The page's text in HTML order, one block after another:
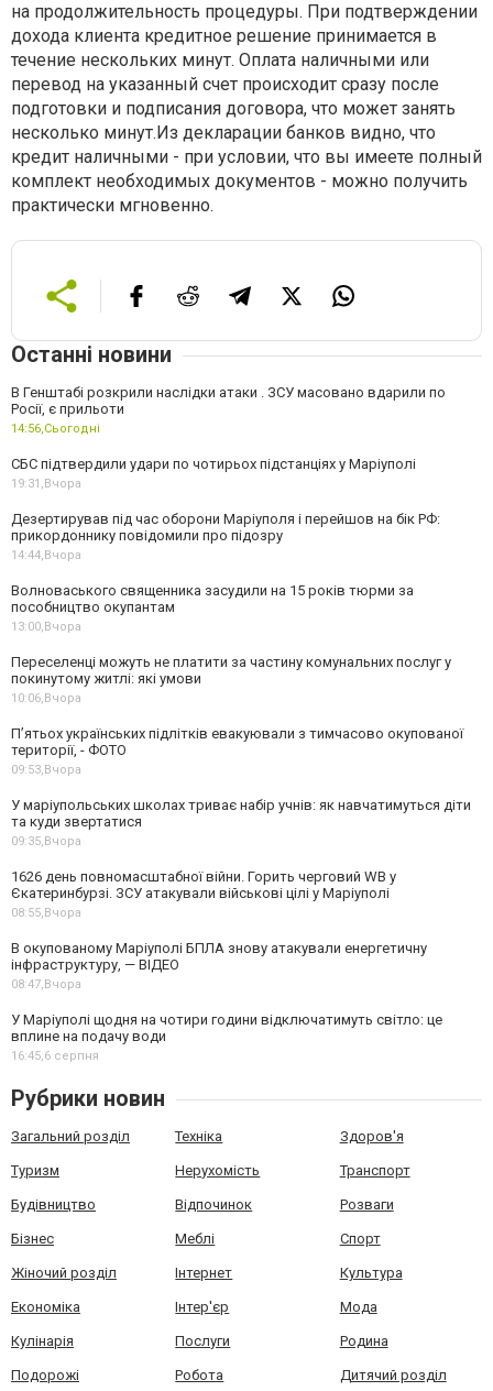
на продолжительность процедуры. При подтверждении
дохода клиента кредитное решение принимается в
течение нескольких минут. Оплата наличными или
перевод на указанный счет происходит сразу после
подготовки и подписания договора, что может занять
несколько минут.Из декларации банков видно, что
кредит наличными - при условии, что вы имеете полный
комплект необходимых документов - можно получить
практически мгновенно.
Останні новини
В Генштабі розкрили наслідки атаки . ЗСУ масовано вдарили по
Росії, є прильоти
14:56,Сьогодні
СБС підтвердили удари по чотирьох підстанціях у Маріуполі
19:31,Вчора
Дезертирував під час оборони Маріуполя і перейшов на бік РФ:
прикордоннику повідомили про підозру
14:44,Вчора
Волноваського священника засудили на 15 років тюрми за
пособництво окупантам
13:00,Вчора
Переселенці можуть не платити за частину комунальних послуг у
покинутому житлі: які умови
10:06,Вчора
П’ятьох українських підлітків евакуювали з тимчасово окупованої
території, - ФОТО
09:53,Вчора
У маріупольських школах триває набір учнів: як навчатимуться діти
та куди звертатися
09:35,Вчора
1626 день повномасштабної війни. Горить черговий WB у
Єкатеринбурзі. ЗСУ атакували військові цілі у Маріуполі
08:55,Вчора
В окупованому Маріуполі БПЛА знову атакували енергетичну
інфраструктуру, — ВІДЕО
08:47,Вчора
У Маріуполі щодня на чотири години відключатимуть світло: це
вплине на подачу води
16:45,6 серпня
Рубрики новин
Загальний розділ Техніка Здоров'я
Туризм Нерухомість Транспорт
Будівництво Відпочинок Розваги
Бізнес Меблі Спорт
Жіночий розділ Інтернет Культура
Економіка Інтер'єр Мода
Кулінарія Послуги Родина
Подорожі Робота Дитячий розділ